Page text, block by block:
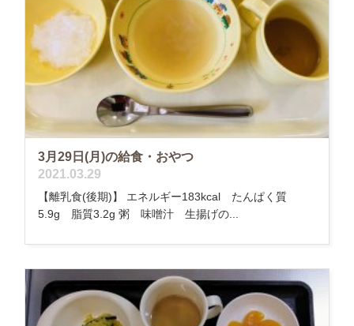
3月29日(月)の給食・おやつ
2021.03.29
【離乳食(後期)】 エネルギー183kcal たんぱく質
5.9g 脂質3.2g 粥 味噌汁 生揚げの...